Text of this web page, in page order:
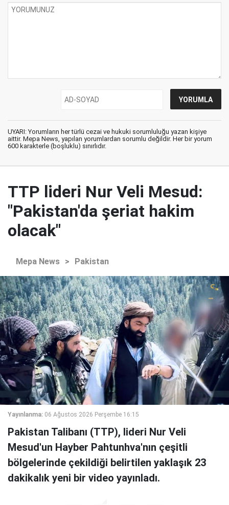
UYARI: Yorumların her türlü cezai ve hukuki sorumluluğu yazan kişiye
aittir. Mepa News, yapılan yorumlardan sorumlu değildir. Her bir yorum
600 karakterle (boşluklu) sınırlıdır.
TTP lideri Nur Veli Mesud:
"Pakistan'da şeriat hakim
olacak"
Mepa News > Pakistan
Yayınlanma: 06 Ağustos 2026 Perşembe 16:15
Pakistan Talibanı (TTP), lideri Nur Veli
Mesud'un Hayber Pahtunhva'nın çeşitli
bölgelerinde çekildiği belirtilen yaklaşık 23
dakikalık yeni bir video yayınladı.